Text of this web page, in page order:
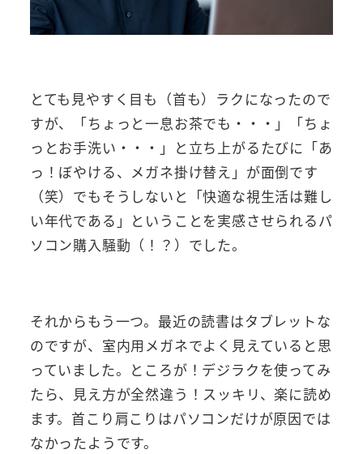
とても見やすく目も（首も）ラクになったので
すが、「ちょっと一息お茶でも・・・」「ちょ
っとお手洗い・・・」と立ち上がるたびに「あ
っ！ぼやける、メガネ掛け替え」が面倒です
（笑）でもそうしないと「快適な視生活は難し
い年代である」ということを実感させられるパ
ソコン購入騒動（！？）でした。
それからもう一つ。最近の読書はタブレットな
のですが、室内用メガネでよく見えていると思
っていました。ところが！デジラクを使ってみ
たら、見え方が全然違う！スッキリ、楽に読め
ます。首こり肩こりはパソコンだけが原因では
なかったようです。